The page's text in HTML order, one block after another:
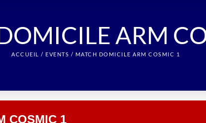
ARM
ACCUEIL / EVENTS / MATCH DOMICILE ARM COSMIC 1
COSMIC 1